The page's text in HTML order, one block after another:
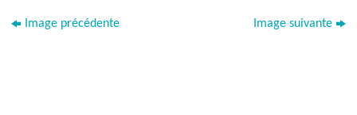
Image précédente Image suivante